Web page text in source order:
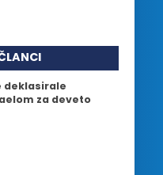
deklasirale
za deveto